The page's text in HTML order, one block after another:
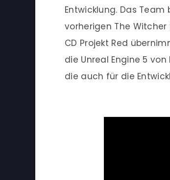
Entwicklung. Das
vorherigen The
CD Projekt Red
die Unreal Engine 5
die auch für die